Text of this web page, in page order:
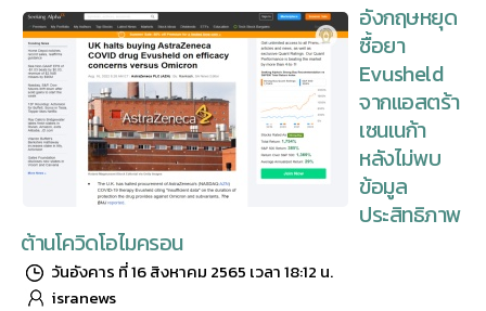
อังกฤษหยุด
ซื้อยา
Evusheld
จากแอสตร้า
เซนเนก้า
หลังไม่พบ
ข้อมูล
ประสิทธิภาพ
ต้านโควิดโอไมครอน
วันอังคาร ที่ 16 สิงหาคม 2565 เวลา 18:12 น.
isranews